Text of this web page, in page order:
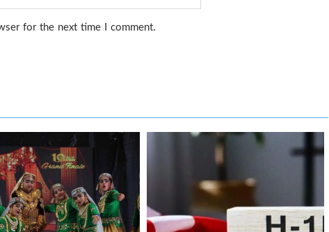
for the next time I comment.